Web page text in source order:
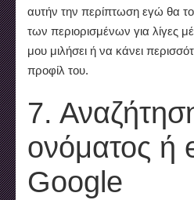
αυτήν την περίπτωση εγώ θα
των περιορισμένων για λίγες
μου μιλήσει ή να κάνει
προφίλ του.
7.
ονόματος ή
Google